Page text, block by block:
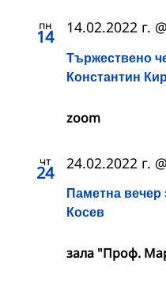
пн
14
Tържествено
Константин
14.02.2022 г.
zoom
чт
24
Паметна вечер
Косев
24.02.2022 г.
зала "Проф.